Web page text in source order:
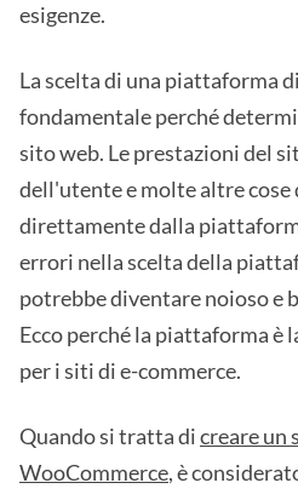
esigenze.
La scelta di una piattaforma
fondamentale perché
sito web. Le prestazioni del
dell'utente e molte altre cose
direttamente dalla
errori nella scelta della
potrebbe diventare noioso e
Ecco perché la piattaforma è
per i siti di e-commerce.
Quando si tratta dicreare un
WooCommerce, è